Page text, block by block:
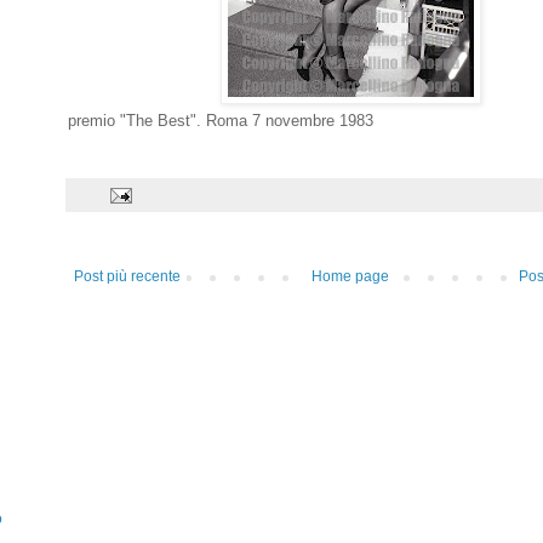
premio "The Best". Roma 7 novembre 1983
Post più recente Home page